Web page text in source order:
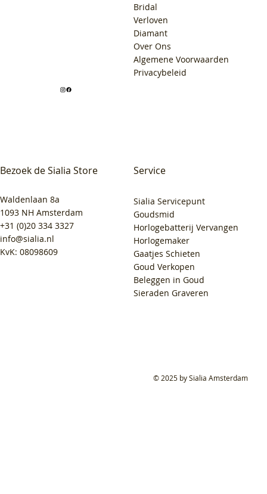
Bezoek de Sialia Store
Waldenlaan 8a
1093 NH Amsterdam
+31 (0)20 334 3327
info@sialia.nl
KvK: 08098609
Bridal
Verloven
Diamant
Over Ons
Algemene Voorwaarden
Privacybeleid
Service
Sialia Servicepunt
Goudsmid
Horlogebatterij Vervangen
Horlogemaker
Gaatjes Schieten
Goud Verkopen
Beleggen in Goud
Sieraden Graveren
© 2025 by Sialia Amsterdam